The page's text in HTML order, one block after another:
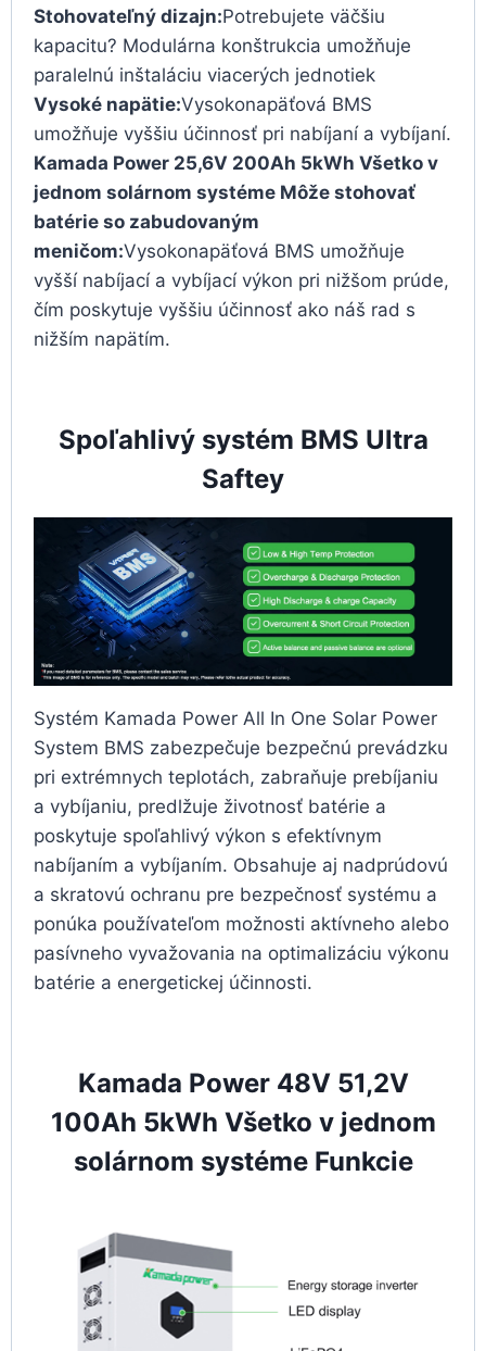
Stohovateľný dizajn:Potrebujete väčšiu
kapacitu? Modulárna konštrukcia umožňuje
paralelnú inštaláciu viacerých jednotiek
Vysoké napätie:Vysokonapäťová BMS
umožňuje vyššiu účinnosť pri nabíjaní a vybíjaní.
Kamada Power 25,6V 200Ah 5kWh Všetko v
jednom solárnom systéme Môže stohovať
batérie so zabudovaným
meničom:Vysokonapäťová BMS umožňuje
vyšší nabíjací a vybíjací výkon pri nižšom prúde,
čím poskytuje vyššiu účinnosť ako náš rad s
nižším napätím.
Spoľahlivý systém BMS Ultra
Saftey
Systém Kamada Power All In One Solar Power
System BMS zabezpečuje bezpečnú prevádzku
pri extrémnych teplotách, zabraňuje prebíjaniu
a vybíjaniu, predlžuje životnosť batérie a
poskytuje spoľahlivý výkon s efektívnym
nabíjaním a vybíjaním. Obsahuje aj nadprúdovú
a skratovú ochranu pre bezpečnosť systému a
ponúka používateľom možnosti aktívneho alebo
pasívneho vyvažovania na optimalizáciu výkonu
batérie a energetickej účinnosti.
Kamada Power 48V 51,2V
100Ah 5kWh Všetko v jednom
solárnom systéme Funkcie